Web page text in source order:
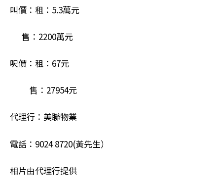
叫價：租：5.3萬元
售：2200萬元
呎價：租：67元
售：27954元
代理行：美聯物業
電話：9024 8720(黃先生）
相片由代理行提供